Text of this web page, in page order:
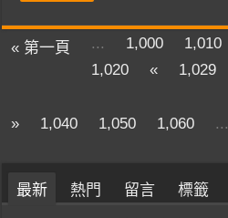
« 第一頁 ... 1,000
1,010
1,020
« 1,029
»
1,040 1,050 1,060 ...
最新 熱門 留言 標籤